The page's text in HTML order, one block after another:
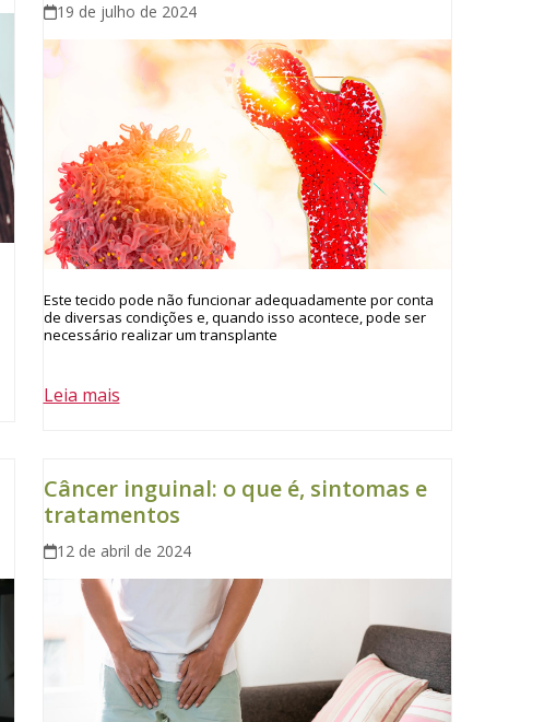
19 de julho de 2024
Este tecido pode não funcionar adequadamente por conta
de diversas condições e, quando isso acontece, pode ser
necessário realizar um transplante
Leia mais
Câncer inguinal: o que é, sintomas e
tratamentos
12 de abril de 2024